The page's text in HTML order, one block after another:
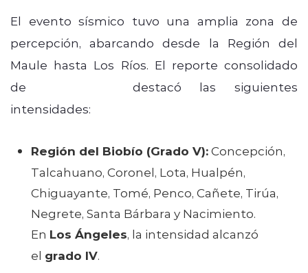
El evento sísmico tuvo una amplia zona de
percepción, abarcando desde la Región del
Maule hasta Los Ríos. El reporte consolidado
de
destacó las siguientes
intensidades:
Región del Biobío (Grado V):Concepción,
Talcahuano, Coronel, Lota, Hualpén,
Chiguayante, Tomé, Penco, Cañete, Tirúa,
Negrete, Santa Bárbara y Nacimiento.
En Los Ángeles, la intensidad alcanzó
el grado IV.